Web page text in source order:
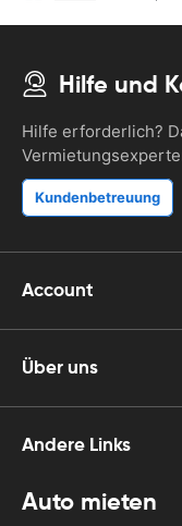
Hilfe und
Hilfe erforderlich?
Kundenbetreuung
Account
Über uns
Andere Links
Auto mieten